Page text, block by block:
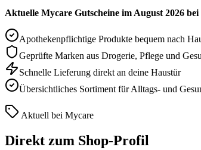
Aktuelle Mycare Gutscheine im August 2026
Apothekenpflichtige Produkte bequem nach
Geprüfte Marken aus Drogerie, Pflege und
Schnelle Lieferung direkt an deine Haustür
Übersichtliches Sortiment für Alltags- und
Aktuell bei Mycare
Direkt zum Shop-Profil